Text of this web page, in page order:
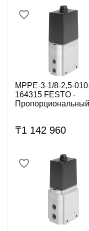
MPPE-3-1/8-2,5-
164315 FESTO -
Пропорциональный
₸1 142 960